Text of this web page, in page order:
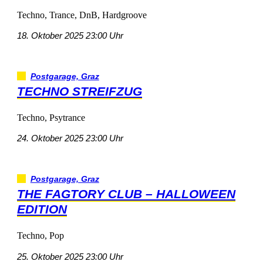
Techno,Trance,DnB,Hardgroove
18.Oktober202523:00Uhr
Postgarage,Graz
TECHNOSTREIFZUG
Techno,Psytrance
24.Oktober202523:00Uhr
Postgarage,Graz
THEFAGTORYCLUB–HALLOWEEN
EDITION
Techno,Pop
25.Oktober202523:00Uhr